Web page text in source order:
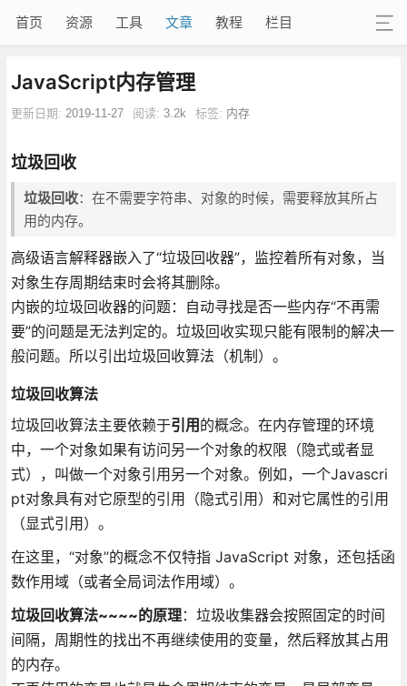
首页 资源 工具 文章 教程 栏目
JavaScript内存管理
更新日期: 2019-11-27 阅读: 3.2k 标签: 内存
垃圾回收
垃圾回收：在不需要字符串、对象的时候，需要释放其所占
用的内存。
高级语言解释器嵌入了“垃圾回收器”，监控着所有对象，当
对象生存周期结束时会将其删除。
内嵌的垃圾回收器的问题：自动寻找是否一些内存“不再需
要”的问题是无法判定的。垃圾回收实现只能有限制的解决一
般问题。所以引出垃圾回收算法（机制）。
垃圾回收算法
垃圾回收算法主要依赖于引用的概念。在内存管理的环境
中，一个对象如果有访问另一个对象的权限（隐式或者显
式），叫做一个对象引用另一个对象。例如，一个Javascri
pt对象具有对它原型的引用（隐式引用）和对它属性的引用
（显式引用）。
在这里，“对象”的概念不仅特指 JavaScript 对象，还包括函
数作用域（或者全局词法作用域）。
垃圾回收算法~~~~的原理：垃圾收集器会按照固定的时间
间隔，周期性的找出不再继续使用的变量，然后释放其占用
的内存。